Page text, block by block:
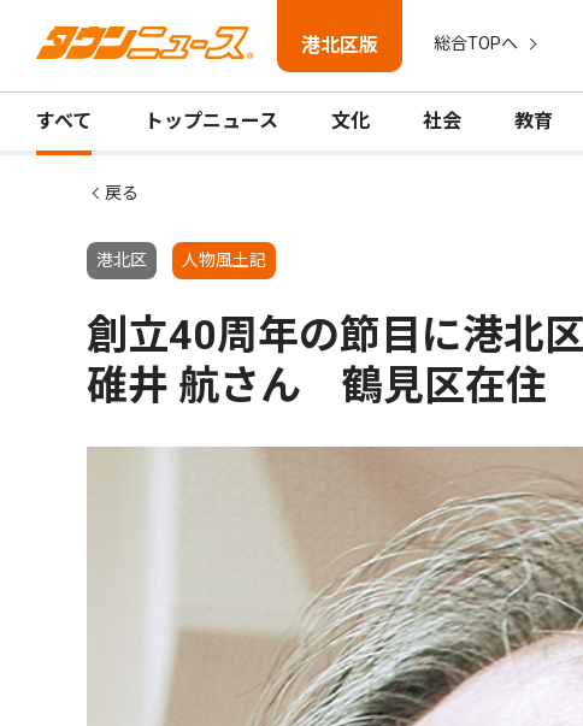
港北区版 総合TOPへ
すべて トップニュース 文化 社会 教育
戻る
港北区 人物風土記
創立40周年の節目に港北
碓井 航さん 鶴見区在住